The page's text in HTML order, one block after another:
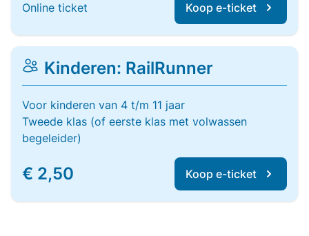
Online ticket Koop e-ticket
Kinderen: RailRunner
Voor kinderen van 4 t/m 11 jaar
Tweede klas (of eerste klas met volwassen
begeleider)
€ 2,50 Koop e-ticket